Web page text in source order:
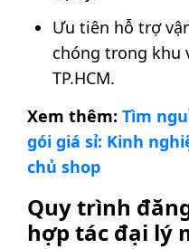
Ưu tiên hỗ trợ
chóng trong khu
TP.HCM.
Xem thêm: Tìm
gói giá sỉ: Kinh
chủ shop
Quy trình
hợp tác đại lý